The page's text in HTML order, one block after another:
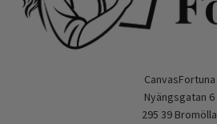
CanvasFortuna
Nyängsgatan 6
295 39 Bromölla